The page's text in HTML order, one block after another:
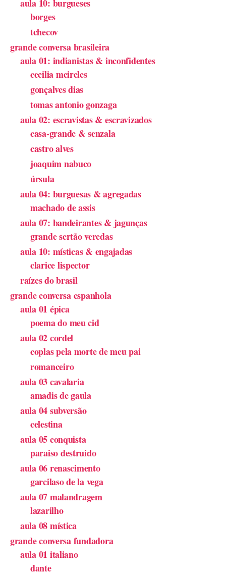
aula 10: burgueses
borges
tchecov
grande conversa brasileira
aula 01: indianistas & inconfidentes
cecilia meireles
gonçalves dias
tomas antonio gonzaga
aula 02: escravistas & escravizados
casa-grande & senzala
castro alves
joaquim nabuco
úrsula
aula 04: burguesas & agregadas
machado de assis
aula 07: bandeirantes & jagunças
grande sertão veredas
aula 10: místicas & engajadas
clarice lispector
raízes do brasil
grande conversa espanhola
aula 01 épica
poema do meu cid
aula 02 cordel
coplas pela morte de meu pai
romanceiro
aula 03 cavalaria
amadis de gaula
aula 04 subversão
celestina
aula 05 conquista
paraiso destruido
aula 06 renascimento
garcilaso de la vega
aula 07 malandragem
lazarilho
aula 08 mística
grande conversa fundadora
aula 01 italiano
dante